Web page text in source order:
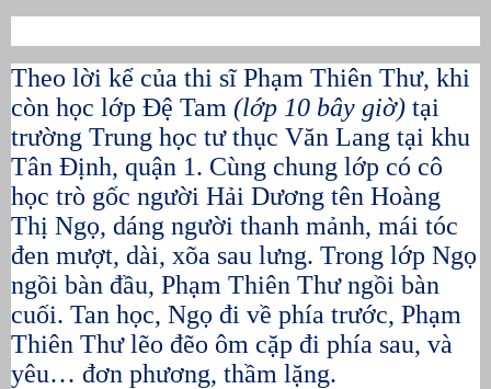
Theo lời kể của thi sĩ Phạm Thiên Thư, khi
còn học lớp Đệ Tam (lớp 10 bây giờ) tại
trường Trung học tư thục Văn Lang tại khu
Tân Định, quận 1. Cùng chung lớp có cô
học trò gốc người Hải Dương tên Hoàng
Thị Ngọ, dáng người thanh mảnh, mái tóc
đen mượt, dài, xõa sau lưng. Trong lớp Ngọ
ngồi bàn đầu, Phạm Thiên Thư ngồi bàn
cuối. Tan học, Ngọ đi về phía trước, Phạm
Thiên Thư lẽo đẽo ôm cặp đi phía sau, và
yêu… đơn phương, thầm lặng.